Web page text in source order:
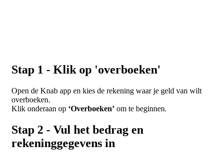
Stap 1 - Klik op 'overboeken'
Open de Knab app en kies de rekening waar je geld van wilt
overboeken.
Klik onderaan op ‘Overboeken’ om te beginnen.
Stap 2 - Vul het bedrag en
rekeninggegevens in